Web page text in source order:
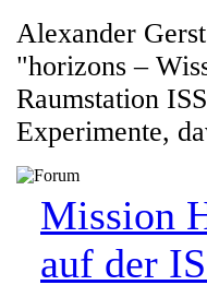
Alexander
"horizons –
Raumstation
Experimente,
Mission
auf der